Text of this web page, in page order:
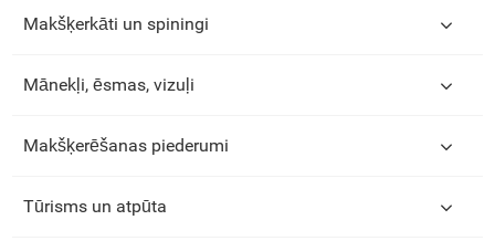
Makšķerkāti un spiningi
Mānekļi, ēsmas, vizuļi
Makšķerēšanas piederumi
Tūrisms un atpūta